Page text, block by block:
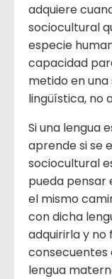
adquiere
sociocultural
especie
capacidad
metido en
lingüística, no
Si una lengua
aprende si se
sociocultural
pueda pensar
el mismo
con dicha
adquirirla y no
consecuentes
lengua